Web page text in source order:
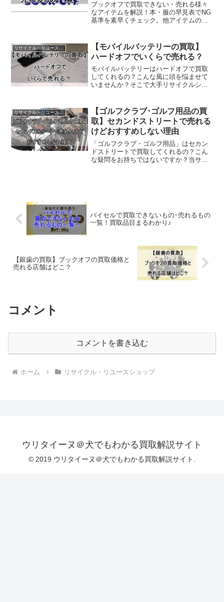
ブックオフで買取できない・売れる様々
なアイテムを解説！本・服の早見表でNG
基準を素早くチェック。他アイテムの買
リサイクル・リユースショップ
【モバイルバッテリーの買取】
ハードオフでいくらで売れる？
モバイルバッテリーはハードオフで買取
してくれるの？こんな風に頭を悩ませて
いませんか？そこで大手リサイクルショ
ました！【この記事でわかること】ハー
ドオフで・・・ 「モバイ...
リサイクル・リユースショップ
【ゴルフクラブ･ゴルフ用品の買
取】セカンドストリートで売れる
けどおすすめしない理由
「ゴルフクラブ・ゴルフ用品」はセカン
ドストリートで買取してくれるの？こん
な疑問をお持ちではないですか？当サイ
バイセルで買取できないもの･売れるもの
一覧！買取品目まるわかり♪
【銀歯の買取】ブックオフの買取価格と
売れる店舗はどこ？
コメント
コメントを書き込む
ホーム リサイクル・リユースショップ
ウリタイーヌ＠犬でもわかる買取解説サイト
© 2019 ウリタイーヌ＠犬でもわかる買取解説サイト.